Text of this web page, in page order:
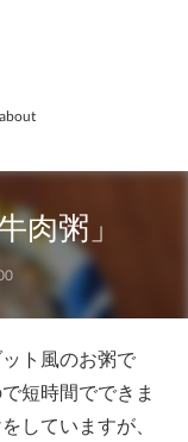
about
肉粥」
ト風のお粥で
短時間でできま
していますが、